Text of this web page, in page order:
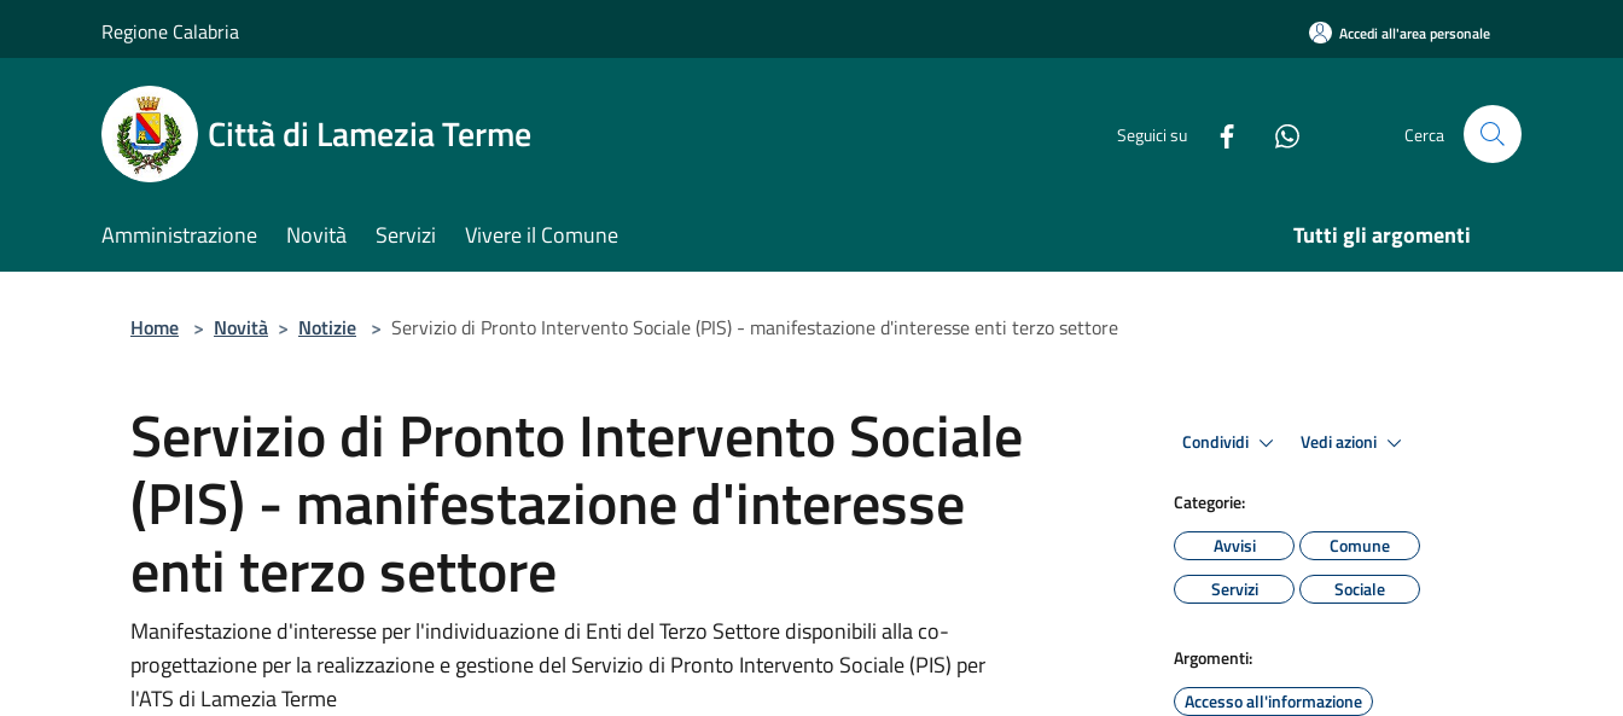
Regione Calabria Accedi all'area personale
Città di Lamezia Terme Seguici su Cerca
Amministrazione Novità Servizi Vivere il Comune Tutti gli argomenti
Home > Novità > Notizie > Servizio di Pronto Intervento Sociale (PIS) - manifestazione d'interesse enti terzo settore
Servizio di Pronto Intervento Sociale
(PIS) - manifestazione d'interesse
enti terzo settore
Manifestazione d'interesse per l'individuazione di Enti del Terzo Settore disponibili alla co-
progettazione per la realizzazione e gestione del Servizio di Pronto Intervento Sociale (PIS) per
l'ATS di Lamezia Terme
Condividi Vedi azioni
Categorie:
Avvisi
Comune
Servizi
Sociale
Argomenti:
Accesso all'informazione